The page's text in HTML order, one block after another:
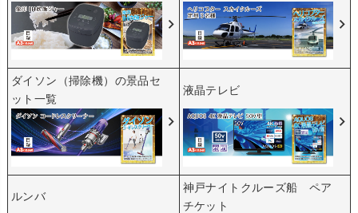
ダイソン（掃除機）の景品セ
ット一覧
液晶テレビ
ルンバ
神戸ナイトクルーズ船 ペア
チケット